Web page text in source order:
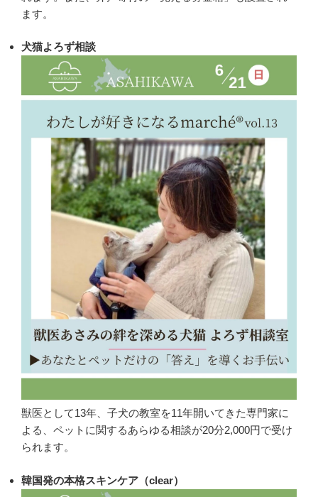
ます。
犬猫よろず相談
獣医として13年、子犬の教室を11年開いてきた専門家に
よる、ペットに関するあらゆる相談が20分2,000円で受け
られます。
韓国発の本格スキンケア（clear）